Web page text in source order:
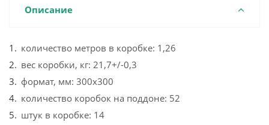
Описание
количество метров в коробке: 1,26
вес коробки, кг: 21,7+/-0,3
формат, мм: 300х300
количество коробок на поддоне: 52
штук в коробке: 14